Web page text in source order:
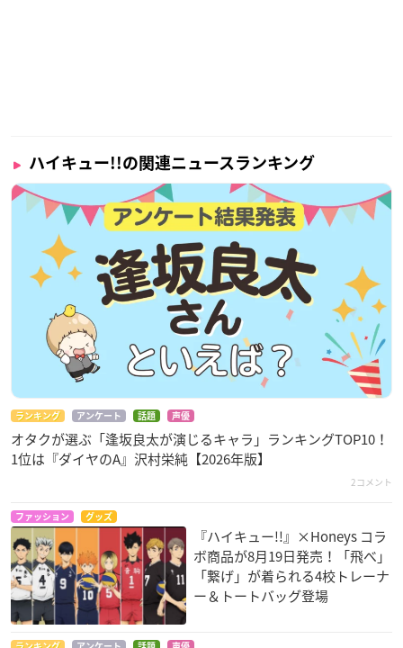
ハイキュー!!の関連ニュースランキング
ランキング アンケート 話題 声優
オタクが選ぶ「逢坂良太が演じるキャラ」ランキングTOP10！
1位は『ダイヤのA』沢村栄純【2026年版】
2コメント
ファッション グッズ
『ハイキュー!!』×Honeys コラ
ボ商品が8月19日発売！「飛べ」
「繋げ」が着られる4校トレーナ
ー＆トートバッグ登場